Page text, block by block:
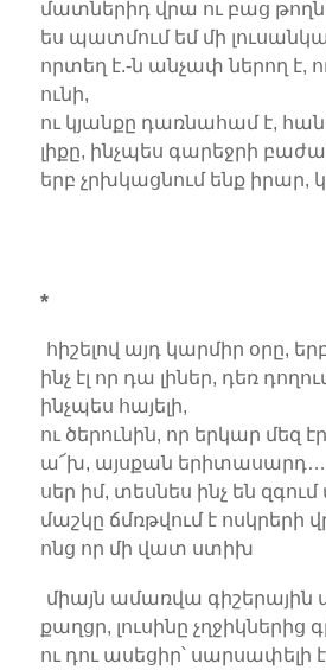
մատներիդ վրա ու բաց
ես պատմում եմ մի
որտեղ է.-ն անչափ ներող է,
ունի,
ու կյանքը դառնահամ է,
լիքը, ինչպես գարեջրի
երբ չրխկացնում ենք իրար,
*
հիշելով այդ կարմիր օրը,
ինչ էլ որ դա լիներ, դեռ
ինչպես հայելի,
ու ծերունին, որ երկար մեզ
ա՜խ, այսքան երիտասարդ…
սեր իմ, տեսնես ինչ են զգում
մաշկը ճմռթվում է ոսկրերի
ոնց որ մի վատ ստիխ
միայն ամառվա գիշերային
քաղցր, լուսինը չղջիկներից
ու դու ասեցիր՝ սարսափելի